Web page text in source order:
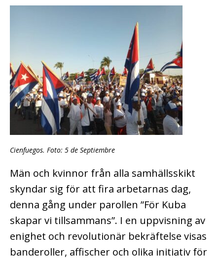
Cienfuegos. Foto: 5 de Septiembre
Män och kvinnor från alla samhällsskikt
skyndar sig för att fira arbetarnas dag,
denna gång under parollen ”För Kuba
skapar vi tillsammans”. I en uppvisning av
enighet och revolutionär bekräftelse visas
banderoller, affischer och olika initiativ för